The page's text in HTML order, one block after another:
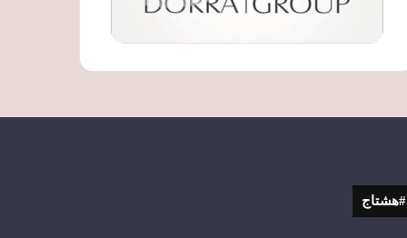
#هشتاج